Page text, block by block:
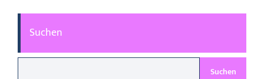
Suchen
Suchen